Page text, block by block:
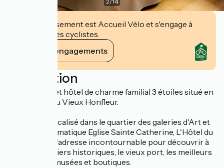
Cet établissement est Accueil Vélo et s'engage à
accueillir des cyclistes.
Voir ses engagements
Description
Découvrez cet hôtel de charme familial 3 étoiles situé en
plein coeur du Vieux Honfleur.
Idéalement localisé dans le quartier des galeries d'Art et
face à l'emblématique Eglise Sainte Catherine, L'Hôtel du
Dauphin est l'adresse incontournable pour découvrir à
pied les quartiers historiques, le vieux port, les meilleurs
restaurants, musées et boutiques.